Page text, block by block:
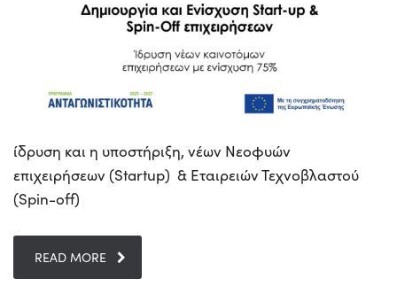
ίδρυση και η υποστήριξη, νέων Νεοφυών
επιχειρήσεων (Startup) & Εταιρειών Τεχνοβλαστού
(Spin-off)
READ MORE